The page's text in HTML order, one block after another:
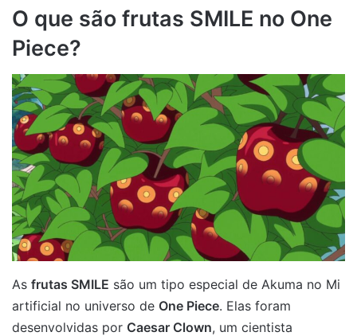
O que são frutas SMILE no One
Piece?
As frutas SMILE são um tipo especial de Akuma no Mi
artificial no universo de One Piece. Elas foram
desenvolvidas por Caesar Clown, um cientista